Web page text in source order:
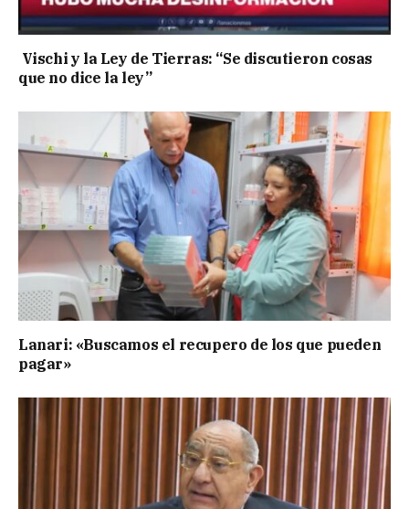
Vischi y la Ley de Tierras: “Se discutieron cosas
que no dice la ley”
Lanari: «Buscamos el recupero de los que pueden
pagar»